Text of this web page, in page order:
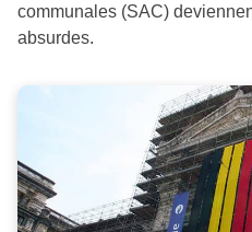
communales (SAC)
absurdes.